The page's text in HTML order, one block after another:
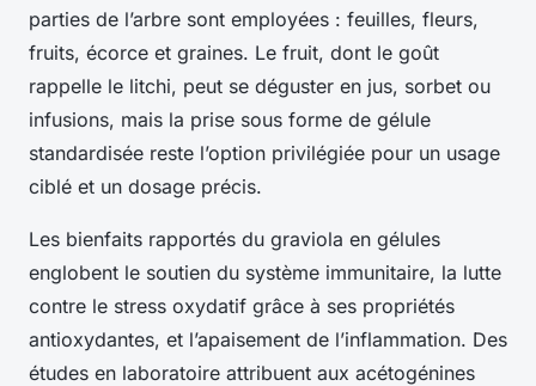
parties de l’arbre sont employées : feuilles, fleurs,
fruits, écorce et graines. Le fruit, dont le goût
rappelle le litchi, peut se déguster en jus, sorbet ou
infusions, mais la prise sous forme de gélule
standardisée reste l’option privilégiée pour un usage
ciblé et un dosage précis.
Les bienfaits rapportés du graviola en gélules
englobent le soutien du système immunitaire, la lutte
contre le stress oxydatif grâce à ses propriétés
antioxydantes, et l’apaisement de l’inflammation. Des
études en laboratoire attribuent aux acétogénines